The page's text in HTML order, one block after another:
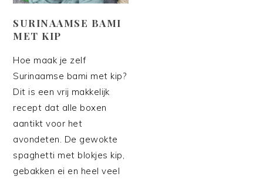
SURINAAMSE BAMI
MET KIP
Hoe maak je zelf
Surinaamse bami met kip?
Dit is een vrij makkelijk
recept dat alle boxen
aantikt voor het
avondeten. De gewokte
spaghetti met blokjes kip,
gebakken ei en heel veel